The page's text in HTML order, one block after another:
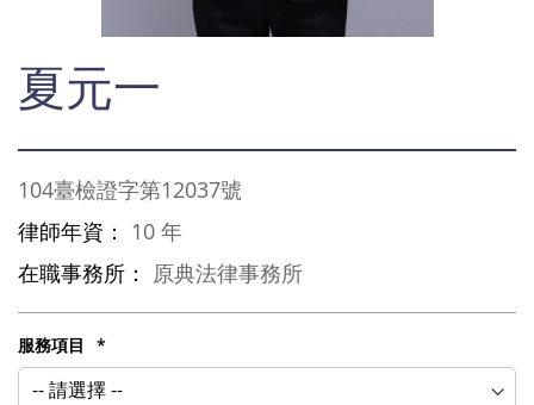
to
the
beginning
images
夏元一
104臺檢證字第12037號
律師年資： 10 年
在職事務所： 原典法律事務所
服務項目